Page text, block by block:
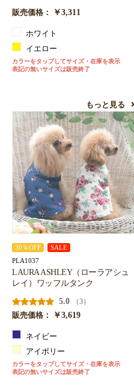
販売価格： ￥3,311
ホワイト
イエロー
カラーをタップしてサイズ・在庫を表示
表記の無いサイズは販売終了
もっと見る
30％OFF SALE
PLA1037
LAURA ASHLEY（ローラアシュ
レイ）ワッフルタンク
5.0
（3）
販売価格：
￥3,619
ネイビー
アイボリー
カラーをタップしてサイズ・在庫を表示
表記の無いサイズは販売終了